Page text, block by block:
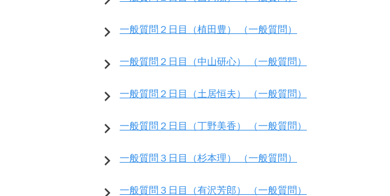
一般質問２日目（植田豊） （一般質問）
一般質問２日目（中山研心） （一般質問）
一般質問２日目（土居恒夫） （一般質問）
一般質問２日目（丁野美香） （一般質問）
一般質問３日目（杉本理） （一般質問）
一般質問３日目（有沢芳郎） （一般質問）